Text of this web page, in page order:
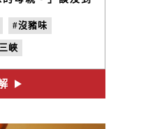
物，特別是豬
我沒有看見他品
有著很迷人的地
#沒豬味
峽